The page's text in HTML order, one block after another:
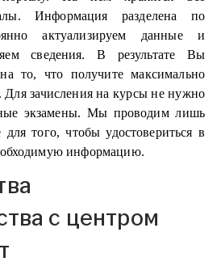
Информация разделена по
актуализируем данные и
сведения. В результате Вы
то, что получите максимально
Для зачисления на курсы не нужно
экзамены. Мы проводим лишь
для того, чтобы удостовериться в
информацию.
с центром